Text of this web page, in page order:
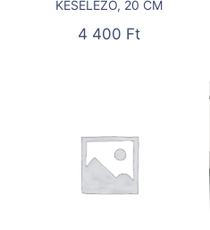
KÉSÉLEZŐ, 20 CM
4 400 Ft